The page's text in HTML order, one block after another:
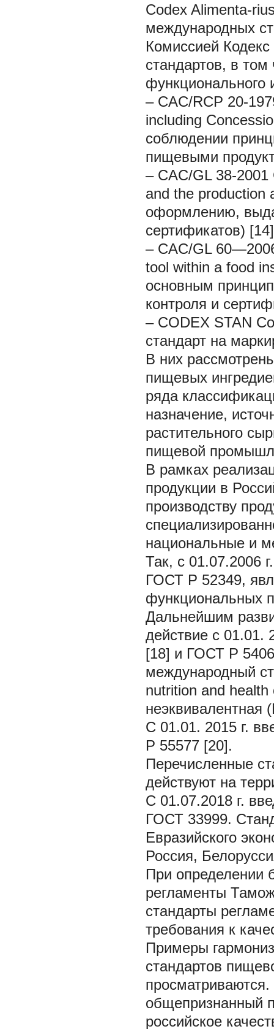
Codex Alimenta-
международных
Комиссией
стандартов, в том
функционального
– CAC/RCP 20-
including
соблюдении
пищевыми
– CAC/GL 38-
and the production
оформлению,
сертификатов)
– CAC/GL
tool within a food
основным
контроля и
– CODEX STAN
стандарт на
В них
пищевых
ряда
назначение,
растительного
пищевой
В рамках
продукции в
производству
национальные и
Так, с 01.07.2006
ГОСТ Р 52349,
функциональных
Дальнейшим
действие с 01.01.
[18] и ГОСТ Р
международный
nutrition and health
неэквивалентная
С 01.01. 2015 г.
Р 55577 [20].
Перечисленные
действуют на
С 01.07.2018 г.
ГОСТ 33999.
Евразийского
Россия,
При определении
регламенты
стандарты
требования к
Примеры
стандартов
общепризнанный
российское